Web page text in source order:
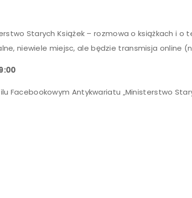
Starych Książek – rozmowa o książkach i o
niewiele miejsc, ale będzie transmisja online
Facebookowym Antykwariatu „Ministerstwo